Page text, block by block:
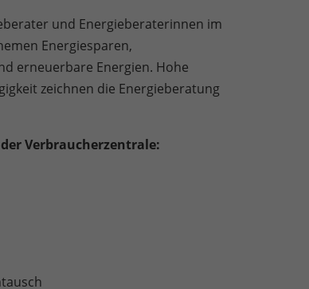
und Energieberaterinnen im
Energiesparen,
erneuerbare Energien. Hohe
zeichnen die Energieberatung
Verbraucherzentrale: